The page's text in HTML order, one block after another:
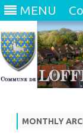
MENU
MONTHLY